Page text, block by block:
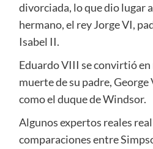
divorciada, lo que dio lugar
hermano, el rey Jorge VI,
Isabel II.
Eduardo VIII se convirtió en
muerte de su padre, George
como el duque de Windsor.
Algunos expertos reales
comparaciones entre